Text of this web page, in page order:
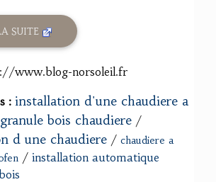
SUITE
www.blog-norsoleil.fr
: installation d'une chaudiere a
granule bois chaudiere /
d une chaudiere / chaudiere a
/ installation automatique